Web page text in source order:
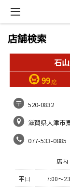
店舗検索
石
99席
520-0832
滋賀県大津市
077-533-0885
店内
平日 7:00〜